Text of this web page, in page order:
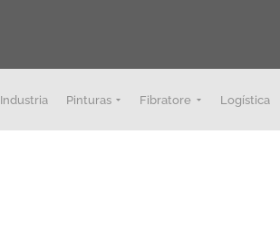
Industria Pinturas Fibratore Logística